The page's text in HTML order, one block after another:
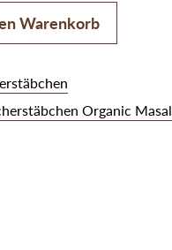
Menge
Warenkorb
Organic